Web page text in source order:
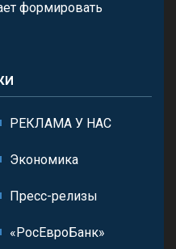
формировать
РЕКЛАМА У НАС
Экономика
Пресс-релизы
«РосЕвроБанк»